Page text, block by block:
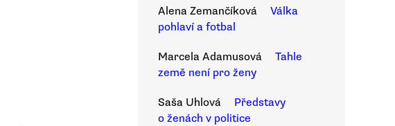
Alena Zemančíková
Válka
pohlaví a fotbal
Marcela Adamusová
Tahle
země není pro ženy
Saša Uhlová
Představy
o ženách v politice